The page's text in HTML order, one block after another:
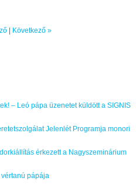
| Következő »
– Leó pápa üzenetet küldött a SIGNIS
Jelenlét Programja monori
érkezett a Nagyszeminárium
pápája